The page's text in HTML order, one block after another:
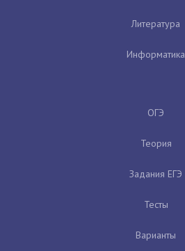
Литература
Информатика
ОГЭ
Теория
Задания ЕГЭ
Тесты
Варианты